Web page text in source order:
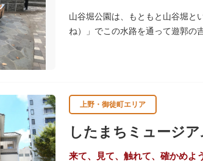
山谷堀公園は、もともと山谷堀と
ね）」でこの水路を通って遊郭の
上野・御徒町エリア
したまちミュージア
来て、見て、触れて、確かめよ